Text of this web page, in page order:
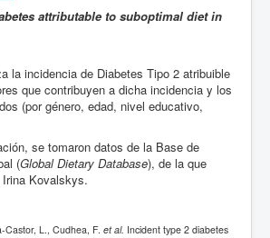
attributable to suboptimal diet in
la incidencia de Diabetes Tipo 2 atribuible
que contribuyen a dicha incidencia y los
(por género, edad, nivel educativo,
se tomaron datos de la Base de
(Global Dietary Database), de la que
Kovalskys.
Castor, L., Cudhea, F. et al. Incident type 2 diabetes